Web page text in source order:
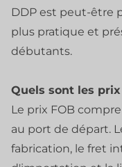
DDP est peut-être
plus pratique et
débutants.
Quels sont les prix
Le prix FOB
au port de départ.
fabrication, le fret